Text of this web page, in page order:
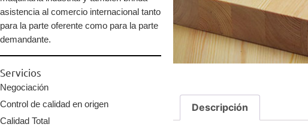
asistencia al comercio internacional tanto
para la parte oferente como para la parte
demandante.
Servicios
Negociación
Control de calidad en origen
Calidad Total
Descripción